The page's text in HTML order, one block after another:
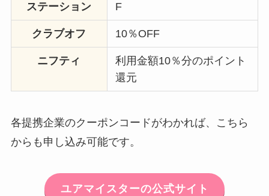
ステーション
F
クラブオフ 10％OFF
ニフティ
利用金額10％分のポイント
還元
各提携企業のクーポンコードがわかれば、こちら
からも申し込み可能です。
ユアマイスターの公式サイト